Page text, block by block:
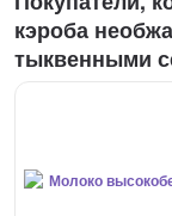
кэроба
тыквенными